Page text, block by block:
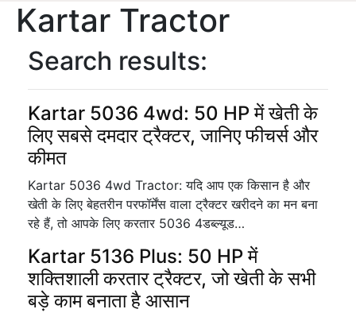
Kartar Tractor
Search results:
Kartar 5036 4wd: 50 HP में खेती के
लिए सबसे दमदार ट्रैक्टर, जानिए फीचर्स और
कीमत
Kartar 5036 4wd Tractor: यदि आप एक किसान है और
खेती के लिए बेहतरीन परफॉर्मेंस वाला ट्रैक्टर खरीदने का मन बना
रहे हैं, तो आपके लिए करतार 5036 4डब्ल्यूड…
Kartar 5136 Plus: 50 HP में
शक्तिशाली करतार ट्रैक्टर, जो खेती के सभी
बड़े काम बनाता है आसान